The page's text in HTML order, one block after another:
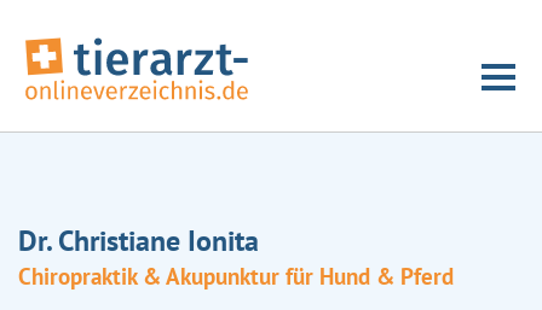
Dr. Christiane Ionita
Chiropraktik & Akupunktur für Hund & Pferd